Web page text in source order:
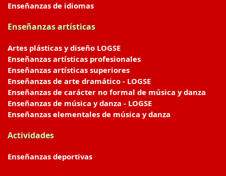
Enseñanzas de idiomas
Enseñanzas artísticas
Artes plásticas y diseño LOGSE
Enseñanzas artísticas profesionales
Enseñanzas artísticas superiores
Enseñanzas de arte dramático - LOGSE
Enseñanzas de carácter no formal de música y danza
Enseñanzas de música y danza - LOGSE
Enseñanzas elementales de música y danza
Actividades
Enseñanzas deportivas